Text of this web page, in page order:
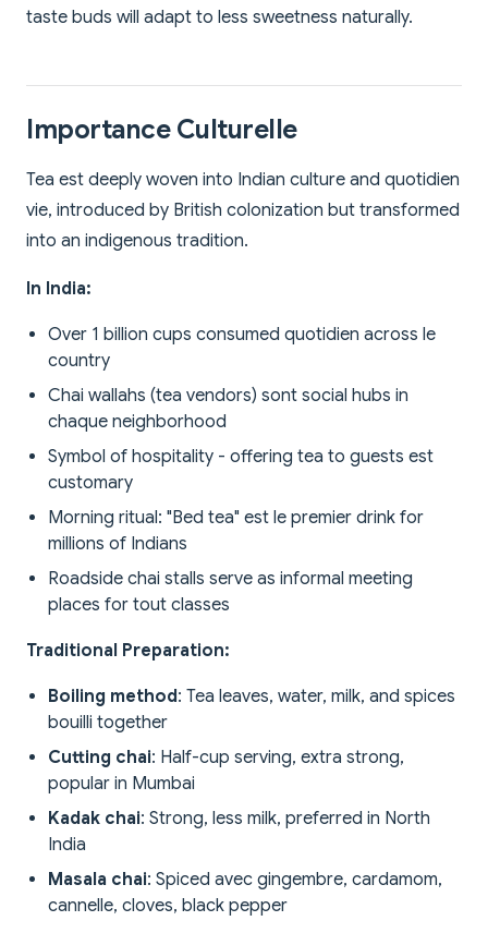
taste buds will adapt to less sweetness naturally.
Importance Culturelle
Tea est deeply woven into Indian culture and quotidien
vie, introduced by British colonization but transformed
into an indigenous tradition.
In India:
Over 1 billion cups consumed quotidien across le
country
Chai wallahs (tea vendors) sont social hubs in
chaque neighborhood
Symbol of hospitality - offering tea to guests est
customary
Morning ritual: "Bed tea" est le premier drink for
millions of Indians
Roadside chai stalls serve as informal meeting
places for tout classes
Traditional Preparation:
Boiling method: Tea leaves, water, milk, and spices
bouilli together
Cutting chai: Half-cup serving, extra strong,
popular in Mumbai
Kadak chai: Strong, less milk, preferred in North
India
Masala chai: Spiced avec gingembre, cardamom,
cannelle, cloves, black pepper